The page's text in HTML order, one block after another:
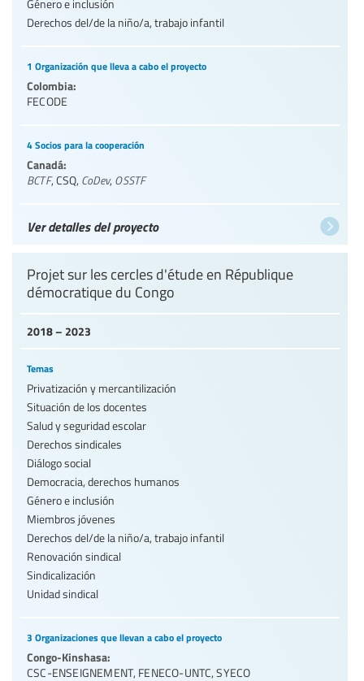
Género e inclusión
Derechos del/de la niño/a, trabajo infantil
1 Organización que lleva a cabo el proyecto
Colombia:
FECODE
4 Socios para la cooperación
Canadá:
BCTF, CSQ, CoDev, OSSTF
Ver detalles del proyecto
2018 – 2023
Projet sur les cercles d'étude en République
démocratique du Congo
Temas
Privatización y mercantilización
Situación de los docentes
Salud y seguridad escolar
Derechos sindicales
Diálogo social
Democracia, derechos humanos
Género e inclusión
Miembros jóvenes
Derechos del/de la niño/a, trabajo infantil
Renovación sindical
Sindicalización
Unidad sindical
3 Organizaciones que llevan a cabo el proyecto
Congo-Kinshasa:
CSC-ENSEIGNEMENT, FENECO-UNTC,SYECO